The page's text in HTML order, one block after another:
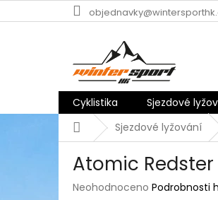
na
Cyklistika Sjezdové
DomůSjezdové lyžování
Atomic Redster
Průměrné
Neohodnoceno Podrobnosti